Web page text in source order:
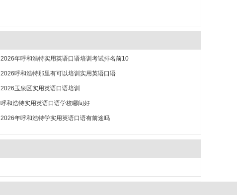
2026年呼和浩特实用英语口语培训考试排名前10
2026呼和浩特那里有可以培训实用英语口语
2026玉泉区实用英语口语培训
呼和浩特实用英语口语学校哪间好
2026年呼和浩特学实用英语口语有前途吗